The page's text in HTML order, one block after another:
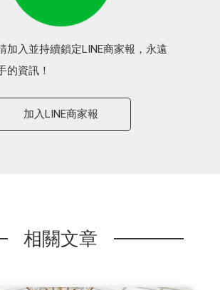
加入並持續鎖定LINE商家報，永遠
的資訊！
加入LINE商家報
相關文章